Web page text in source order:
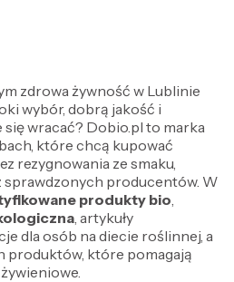
zdrowa żywność w Lublinie
wybór, dobrą jakość i
wracać? Dobio.pl to marka
które chcą kupować
rezygnowania ze smaku,
sprawdzonych producentów. W
produkty bio,
, artykuły
dla osób na diecie roślinnej, a
produktów, które pomagają